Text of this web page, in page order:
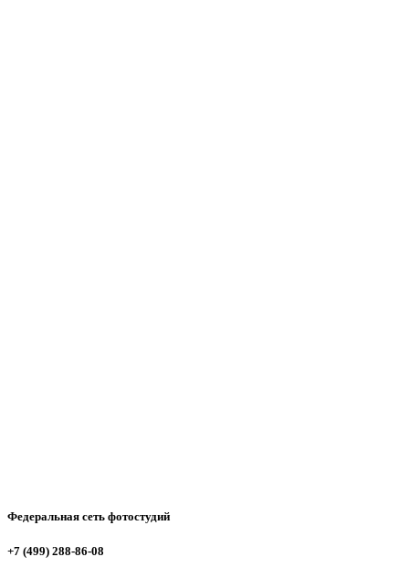
Федеральная сеть фотостудий
+7 (499) 288-86-08